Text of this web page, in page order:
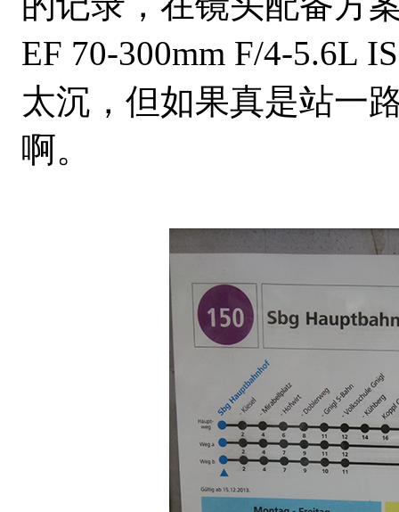
EF 70-300mm F/4-5.6L
太沉，但如果真是站一
啊。